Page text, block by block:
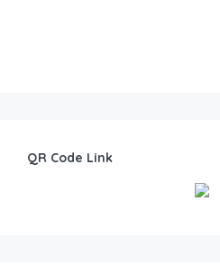
QR Code Link